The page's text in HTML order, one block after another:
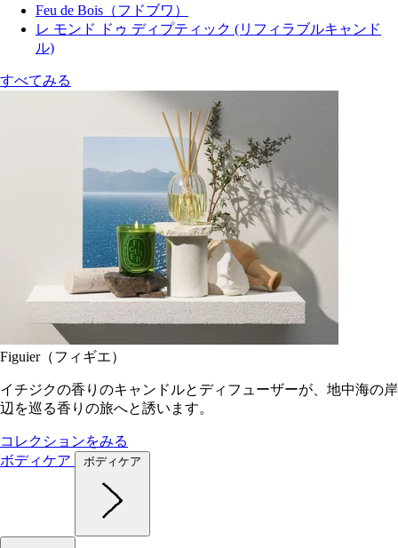
Feu de Bois（フドブワ）
レ モンド ドゥ ディプティック (リフィラブルキャンド
ル)
すべてみる
Figuier（フィギエ）
イチジクの香りのキャンドルとディフューザーが、地中海の岸
辺を巡る香りの旅へと誘います。
コレクションをみる
ボディケア
ボディケア